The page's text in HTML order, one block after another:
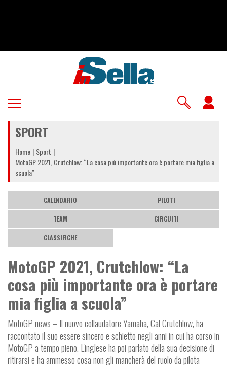
SPORT
Home Sport
MotoGP 2021, Crutchlow: “La cosa più importante ora è portare mia figlia a
scuola”
CALENDARIO PILOTI
TEAM CIRCUITI
CLASSIFICHE
MotoGP 2021, Crutchlow: “La
cosa più importante ora è portare
mia figlia a scuola”
MotoGP news – Il nuovo collaudatore Yamaha, Cal Crutchlow, ha
raccontato il suo essere sincero e schietto negli anni in cui ha corso in
MotoGP a tempo pieno. L'inglese ha poi parlato della sua decisione di
ritirarsi e ha ammesso cosa non gli mancherà del ruolo da pilota